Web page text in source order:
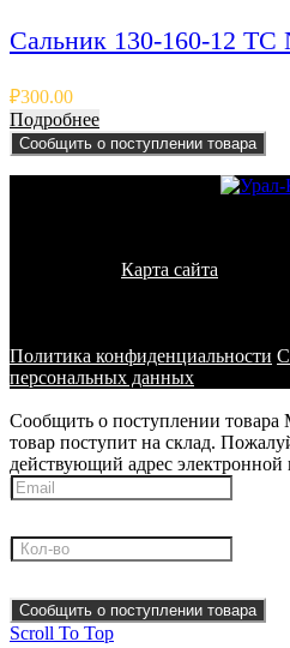
Сальник 130-160-12 TC
₽300.00
Подробнее
Сообщить о поступлении товара
Карта сайта
Политика конфиденциальности
персональных данных
Сообщить о поступлении товара
товар поступит на склад.
действующий адрес
Сообщить о поступлении товара
Scroll To Top